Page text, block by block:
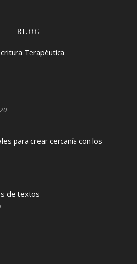
BLOG
Terapéutica
para crear cercanía con los
de textos